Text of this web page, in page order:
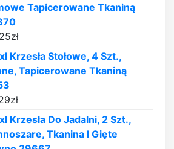
Tapicerowane Tkaniną
zł
Krzesła Stołowe, 4 Szt.,
Tapicerowane Tkaniną
zł
Krzesła Do Jadalni, 2 Szt.,
Tkanina I Gięte